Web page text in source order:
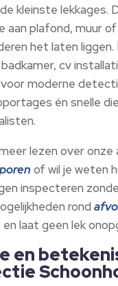
kleinste lekkages.​
aan plafond, muur
het laten
cv
moderne
én snelle
lezen over onze
of wil je weten
inspecteren
rond
en laat geen lek
en